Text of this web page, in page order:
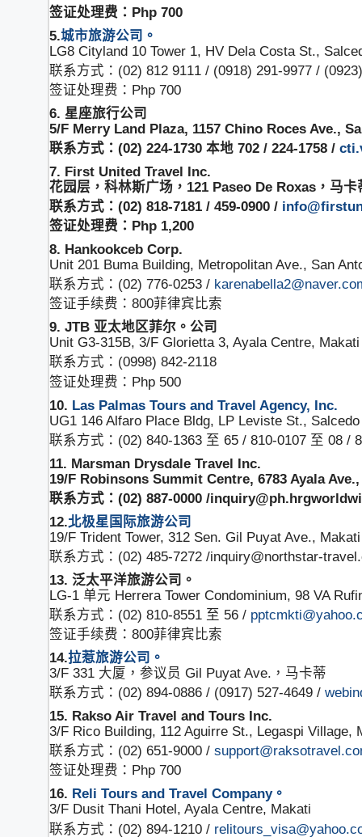
签证处理费：Php 700
5. 城市旅游公司。
LG8 Cityland 10 Tower 1, HV Dela Costa St.,
联系方式：(02) 812 9111 / (0918) 291-9977 /
签证处理费：Php 700
6. 星座旅行公司
5/F Merry Land Plaza, 1157 Chino Roces Ave.,
联系方式：(02) 224-1730 本地 702 / 224-1758 /
7. First United Travel Inc.
花园层，科林斯广场，121 Paseo De Roxas，马卡
联系方式：(02) 818-7181 / 459-0900 /
签证处理费：Php 1,200
8. Hankookceb Corp.
Unit 201 Buma Building, Metropolitan Ave., San
联系方式：(02) 776-0253 /
签证手续费：800菲律宾比索
9. JTB 亚太地区菲尔。公司
Unit G3-315B, 3/F Glorietta 3, Ayala Centre, Makati
联系方式：(0998) 842-2118
签证处理费：Php 500
10. Las Palmas Tours and Travel Agency, Inc.
UG1 146 Alfaro Place Bldg, LP Leviste St.,
联系方式：(02) 840-1363 至 65 / 810-0107 至 08 /
11. Marsman Drysdale Travel Inc.
19/F Robinsons Summit Centre, 6783 Ayala
联系方式：(02) 887-0000 /
12.北极星国际旅游公司
19/F Trident Tower, 312 Sen. Gil Puyat Ave., Makati
联系方式：(02) 485-7272 /inquiry@northstar-
13. 泛太平洋旅游公司。
LG-1 单元 Herrera Tower Condominium, 98 VA
联系方式：(02) 810-8551 至 56 /
签证手续费：800菲律宾比索
14.拉惹旅游公司。
3/F 331 大厦，参议员 Gil Puyat Ave.，马卡蒂
联系方式：(02) 894-0886 / (0917) 527-4649 /
15. Rakso Air Travel and Tours Inc.
3/F Rico Building, 112 Aguirre St., Legaspi Village,
联系方式：(02) 651-9000 /
签证处理费：Php 700
16. Reli Tours and Travel Company。
3/F Dusit Thani Hotel, Ayala Centre, Makati
联系方式：(02) 894-1210 /